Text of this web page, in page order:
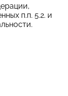
п.п. 5.2. и